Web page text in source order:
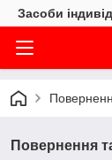
Засоби
Повернення